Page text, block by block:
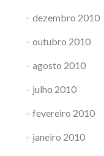
dezembro 2010
outubro 2010
agosto 2010
julho 2010
fevereiro 2010
janeiro 2010